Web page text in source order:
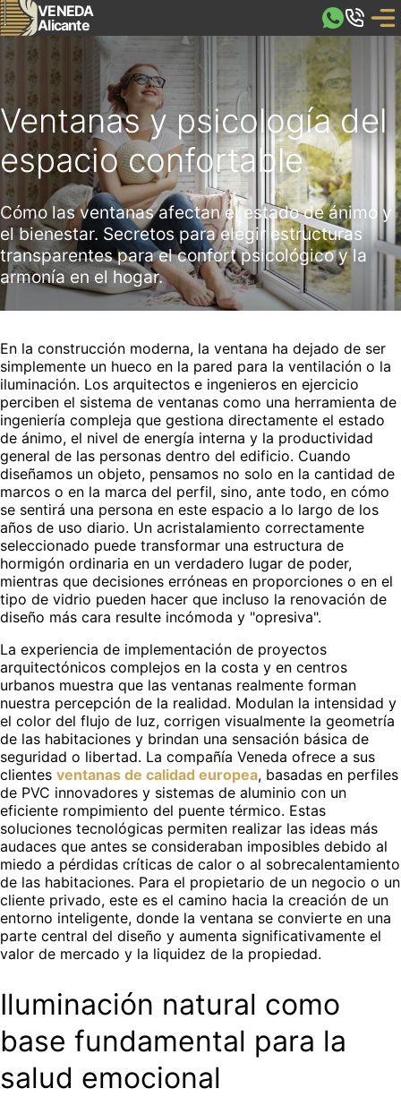
VENEDA
Alicante
Ventanas y psicología del
espacio confortable
Cómo las ventanas afectan el estado de ánimo y
el bienestar. Secretos para elegir estructuras
transparentes para el confort psicológico y la
armonía en el hogar.
En la construcción moderna, la ventana ha dejado de ser
simplemente un hueco en la pared para la ventilación o la
iluminación. Los arquitectos e ingenieros en ejercicio
perciben el sistema de ventanas como una herramienta de
ingeniería compleja que gestiona directamente el estado
de ánimo, el nivel de energía interna y la productividad
general de las personas dentro del edificio. Cuando
diseñamos un objeto, pensamos no solo en la cantidad de
marcos o en la marca del perfil, sino, ante todo, en cómo
se sentirá una persona en este espacio a lo largo de los
años de uso diario. Un acristalamiento correctamente
seleccionado puede transformar una estructura de
hormigón ordinaria en un verdadero lugar de poder,
mientras que decisiones erróneas en proporciones o en el
tipo de vidrio pueden hacer que incluso la renovación de
diseño más cara resulte incómoda y "opresiva".
La experiencia de implementación de proyectos
arquitectónicos complejos en la costa y en centros
urbanos muestra que las ventanas realmente forman
nuestra percepción de la realidad. Modulan la intensidad y
el color del flujo de luz, corrigen visualmente la geometría
de las habitaciones y brindan una sensación básica de
seguridad o libertad. La compañía Veneda ofrece a sus
clientes ventanas de calidad europea, basadas en perfiles
de PVC innovadores y sistemas de aluminio con un
eficiente rompimiento del puente térmico. Estas
soluciones tecnológicas permiten realizar las ideas más
audaces que antes se consideraban imposibles debido al
miedo a pérdidas críticas de calor o al sobrecalentamiento
de las habitaciones. Para el propietario de un negocio o un
cliente privado, este es el camino hacia la creación de un
entorno inteligente, donde la ventana se convierte en una
parte central del diseño y aumenta significativamente el
valor de mercado y la liquidez de la propiedad.
Iluminación natural como
base fundamental para la
salud emocional